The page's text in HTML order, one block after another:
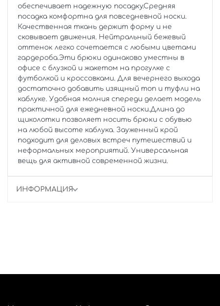
обеспечивает надежную посадку.Средняя
посадка комфортна для повседневной носки.
Качественная ткань держит форму и не
сковывает движения. Нейтральный бежевый
оттенок легко сочетается с любыми цветами
гардероба.Эти брюки одинаково уместны в
офисе с блузкой и жакетом на прогулке с
футболкой и кроссовками. Для вечернего выхода
достаточно добавить изящный топ и туфли на
каблуке. Удобная молния спереди делает модель
практичной для ежедневной носки.Длина до
щиколотки позволяет носить брюки с обувью
на любой высоте каблука. Зауженный крой
подходит для деловых встреч путешествий и
неформальных мероприятий. Универсальная
вещь для активной современной жизни.
ИНФОРМАЦИЯ